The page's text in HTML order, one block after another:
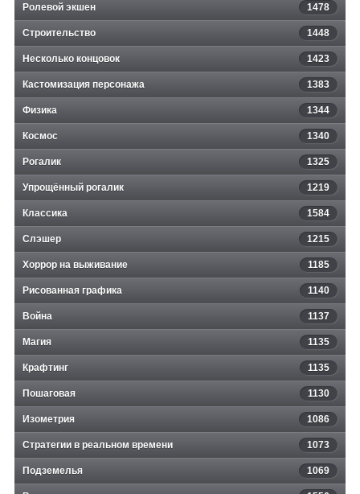
Ролевой экшен 1478
Строительство 1448
Несколько концовок 1423
Кастомизация персонажа 1383
Физика 1344
Космос 1340
Рогалик 1325
Упрощённый рогалик 1219
Классика 1584
Слэшер 1215
Хоррор на выживание 1185
Рисованная графика 1140
Война 1137
Магия 1135
Крафтинг 1135
Пошаговая 1130
Изометрия 1086
Стратегии в реальном времени 1073
Подземелья 1069